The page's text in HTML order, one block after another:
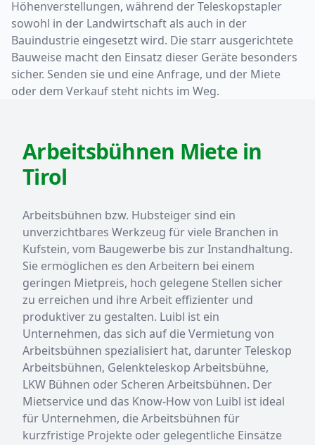
Höhenverstellungen, während der Teleskopstapler
sowohl in der Landwirtschaft als auch in der
Bauindustrie eingesetzt wird. Die starr ausgerichtete
Bauweise macht den Einsatz dieser Geräte besonders
sicher. Senden sie und eine Anfrage, und der Miete
oder dem Verkauf steht nichts im Weg.
Arbeitsbühnen Miete in
Tirol
Arbeitsbühnen bzw. Hubsteiger sind ein
unverzichtbares Werkzeug für viele Branchen in
Kufstein, vom Baugewerbe bis zur Instandhaltung.
Sie ermöglichen es den Arbeitern bei einem
geringen Mietpreis, hoch gelegene Stellen sicher
zu erreichen und ihre Arbeit effizienter und
produktiver zu gestalten. Luibl ist ein
Unternehmen, das sich auf die Vermietung von
Arbeitsbühnen spezialisiert hat, darunter Teleskop
Arbeitsbühnen, Gelenkteleskop Arbeitsbühne,
LKW Bühnen oder Scheren Arbeitsbühnen. Der
Mietservice und das Know-How von Luibl ist ideal
für Unternehmen, die Arbeitsbühnen für
kurzfristige Projekte oder gelegentliche Einsätze